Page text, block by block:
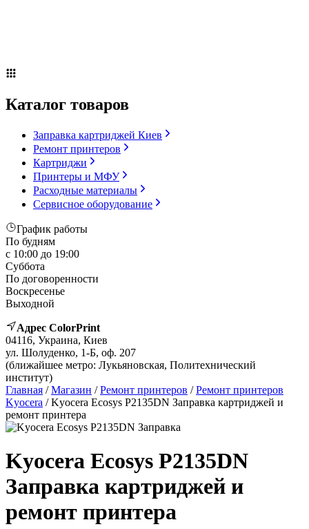
Каталог товаров
Заправка картриджей Киев
Ремонт принтеров
Картриджи
Принтеры и МФУ
Расходные материалы
Сервисное оборудование
График работы
По будням
с 10:00 до 19:00
Суббота
По договоренности
Воскресенье
Выходной
Адрес ColorPrint
04116, Украина, Киев
ул. Шолуденко, 1-Б, оф. 207
(ближайшее метро: Лукьяновская, Политехнический
институт)
Главная /Магазин /Ремонт принтеров /Ремонт принтеров
Kyocera / Kyocera Ecosys P2135DN Заправка картриджей и
ремонт принтера
Kyocera Ecosys P2135DN
Заправка картриджей и
ремонт принтера